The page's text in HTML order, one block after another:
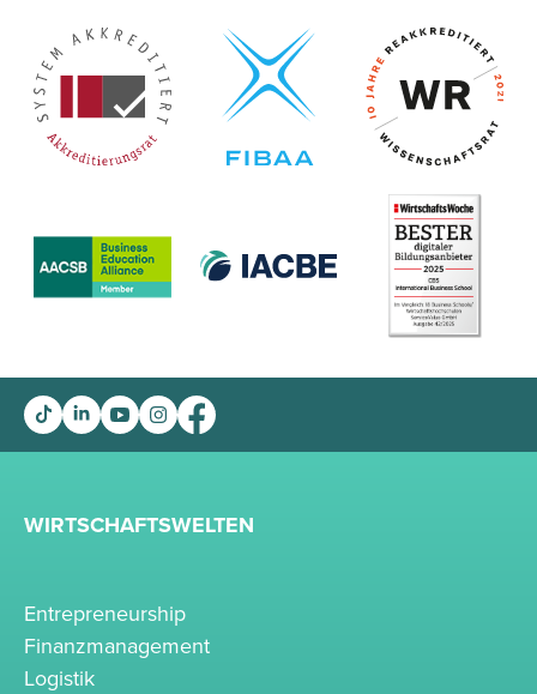
WIRTSCHAFTSWELTEN
Entrepreneurship
Finanzmanagement
Logistik